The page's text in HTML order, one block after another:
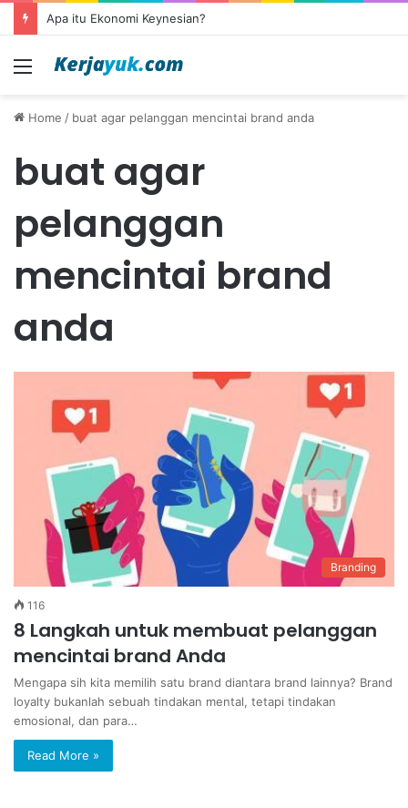
Apa itu Ekonomi Keynesian?
Menu
Home / buat agar pelanggan mencintai brand anda
buat agar
pelanggan
mencintai brand
anda
Branding
116
8 Langkah untuk membuat pelanggan
mencintai brand Anda
Mengapa sih kita memilih satu brand diantara brand lainnya? Brand
loyalty bukanlah sebuah tindakan mental, tetapi tindakan
emosional, dan para…
Read More »